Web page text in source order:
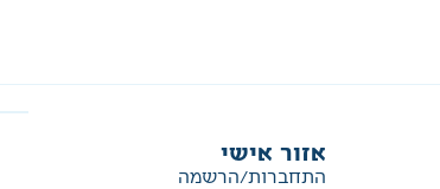
אזור אישי
התחברות/הרשמה